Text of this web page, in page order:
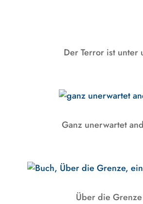
Der Terror ist unter
Ganz unerwartet
Über die Grenze